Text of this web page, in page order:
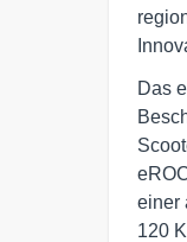
Das
einer
120